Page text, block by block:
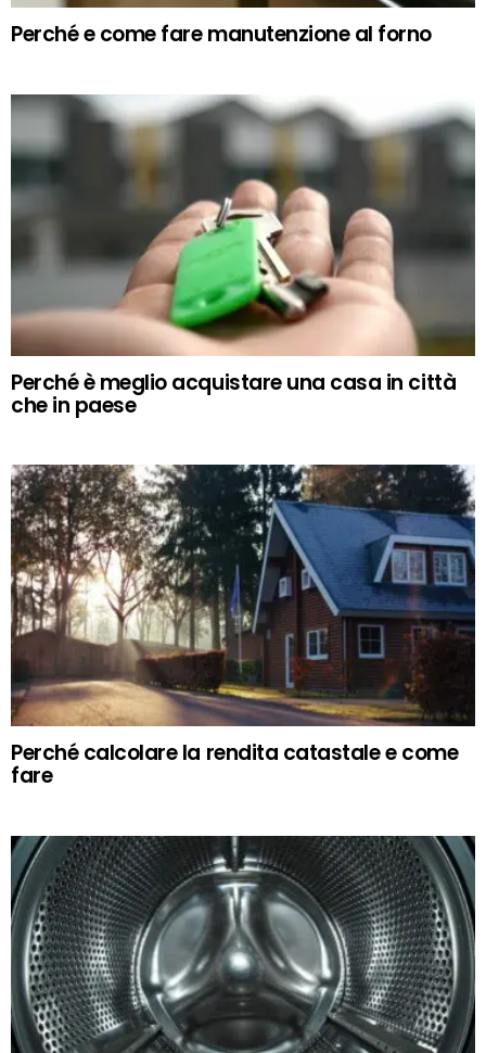
Perché e come fare manutenzione al forno
Perché è meglio acquistare una casa in città
che in paese
Perché calcolare la rendita catastale e come
fare